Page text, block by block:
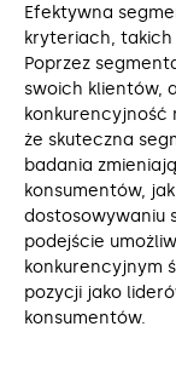
Efektywna
kryteriach,
Poprzez
swoich klientów,
konkurencyjność
że skuteczna
badania
konsumentów,
dostosowywaniu
podejście
konkurencyjnym
pozycji jako
konsumentów.